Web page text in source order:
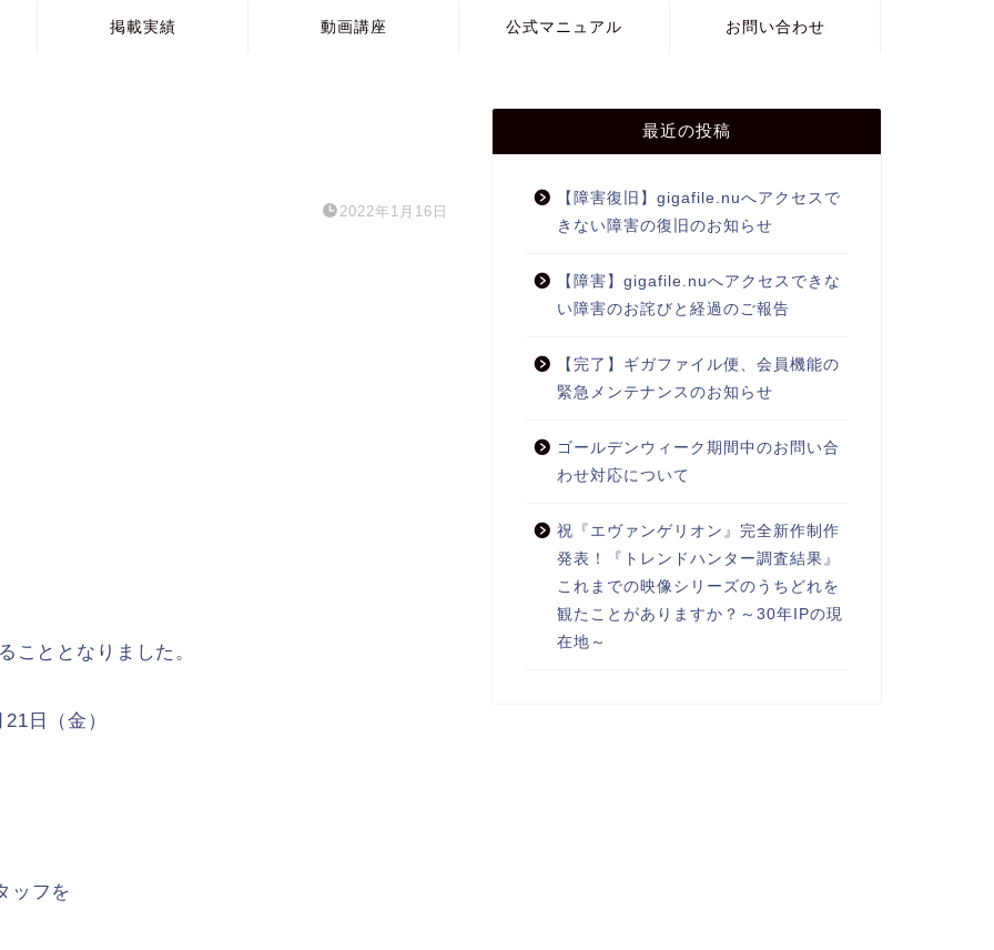
掲載実績 動画講座 公式マニュアル お問い合わせ
2022年1月16日
こととなりました。
日（金）
ッフを
最近の投稿
【障害復旧】gigafile.nuへアクセスで
きない障害の復旧のお知らせ
【障害】gigafile.nuへアクセスできな
い障害のお詫びと経過のご報告
【完了】ギガファイル便、会員機能の
緊急メンテナンスのお知らせ
ゴールデンウィーク期間中のお問い合
わせ対応について
祝『エヴァンゲリオン』完全新作制作
発表！『トレンドハンター調査結果』
これまでの映像シリーズのうちどれを
観たことがありますか？～30年IPの現
在地～